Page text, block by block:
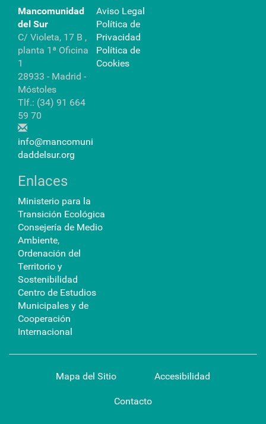
Mancomunidad
del Sur
C/ Violeta, 17 B ,
planta 1ª Oficina
1
28933 - Madrid -
Móstoles
Tlf.: (34) 91 664
59 70
info@mancomuni
daddelsur.org
Aviso Legal
Política de
Privacidad
Política de
Cookies
Enlaces
Ministerio para la
Transición Ecológica
Consejería de Medio
Ambiente,
Ordenación del
Territorio y
Sostenibilidad
Centro de Estudios
Municipales y de
Cooperación
Internacional
Mapa del Sitio Accesibilidad
Contacto